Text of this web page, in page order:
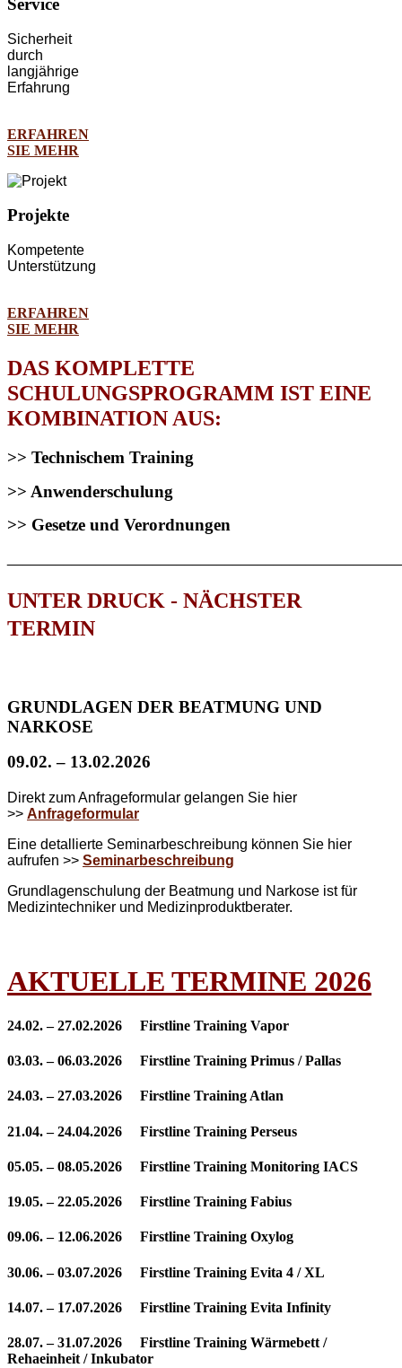
Service
Sicherheit
durch
langjährige
Erfahrung
ERFAHREN
SIE MEHR
Projekte
Kompetente
Unterstützung
ERFAHREN
SIE MEHR
DAS KOMPLETTE
SCHULUNGSPROGRAMM IST EINE
KOMBINATION AUS:
>> Technischem Training
>> Anwenderschulung
>> Gesetze und Verordnungen
UNTER DRUCK - NÄCHSTER
TERMIN
GRUNDLAGEN DER BEATMUNG UND
NARKOSE
09.02. – 13.02.2026
Direkt zum Anfrageformular gelangen Sie hier
>> Anfrageformular
Eine detallierte Seminarbeschreibung können Sie hier
aufrufen >> Seminarbeschreibung
Grundlagenschulung der Beatmung und Narkose ist für
Medizintechniker und Medizinproduktberater.
AKTUELLE TERMINE 2026
24.02. – 27.02.2026 Firstline Training Vapor
03.03. – 06.03.2026 Firstline Training Primus / Pallas
24.03. – 27.03.2026 Firstline Training Atlan
21.04. – 24.04.2026 Firstline Training Perseus
05.05. – 08.05.2026 Firstline Training Monitoring IACS
19.05. – 22.05.2026 Firstline Training Fabius
09.06. – 12.06.2026 Firstline Training Oxylog
30.06. – 03.07.2026 Firstline Training Evita 4 / XL
14.07. – 17.07.2026 Firstline Training Evita Infinity
28.07. – 31.07.2026 Firstline Training Wärmebett /
Rehaeinheit / Inkubator